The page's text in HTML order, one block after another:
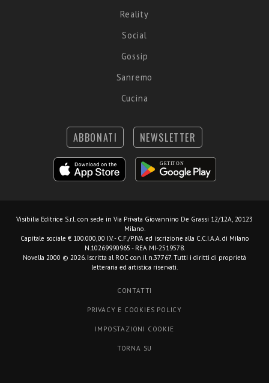
Reality
Social
Gossip
Sanremo
Cucina
ABBONATI NEWSLETTER
Visibilia Editrice S.r.l. con sede in Via Privata Giovannino De Grassi 12/12A, 20123
Milano.
Capitale sociale € 100.000,00 I.V. - C.F./P.IVA ed iscrizione alla C.C.I.A.A. di Milano
N.10269990965 - REA MI-2519578.
Novella 2000 © 2026. Iscritta al ROC con il n.37767. Tutti i diritti di proprietà
letteraria ed artistica riservati.
CONTATTI
PRIVACY E COOKIES POLICY
IMPOSTAZIONI COOKIE
TORNA SU